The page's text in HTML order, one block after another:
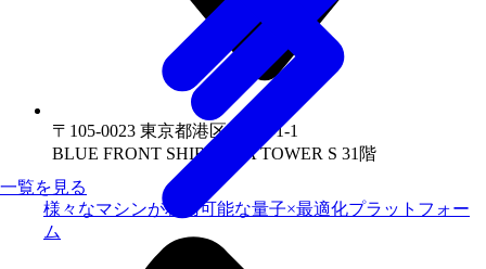
一覧を見る
様々なマシンが利用可能な量子×最適化プラットフォー
ム
〒105-0023 東京都港区芝浦1-1-1
BLUE FRONT SHIBAURA TOWER S 31階